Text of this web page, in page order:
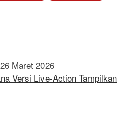
26 Maret 2026
Versi Live-Action Tampilkan